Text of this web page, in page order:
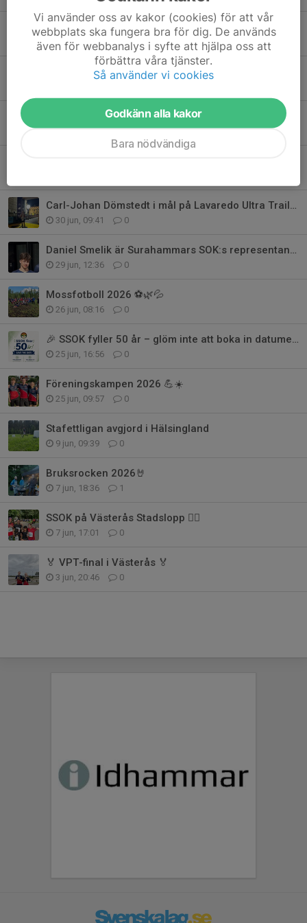
O-ringen 2026 är avslutat
28 jul, 11:04
Etappseger för SSOK på O-ringen 🥇
O-ringen 2026 uppdatering
21 jul, 22:18 0
Carl-Johan Dömstedt i mål på Lavaredo Ultra Trail! ⛰️💪
30 jun, 09:41 0
Daniel Smelik är Surahammars SOK:s representant på Junior-VM! 🌍🧭
29 jun, 12:36 0
Mossfotboll 2026 ⚽🌿💦
26 jun, 08:16 0
🎉 SSOK fyller 50 år – glöm inte att boka in datumet! 🎉
25 jun, 16:56 0
Föreningskampen 2026 💪☀️
25 jun, 09:57 0
Stafettligan avgjord i Hälsingland
9 jun, 09:39 0
Bruksrocken 2026🤘
7 jun, 18:36 1
SSOK på Västerås Stadslopp 🏃‍♀️
7 jun, 17:01 0
🏅 VPT-final i Västerås 🏅
3 jun, 20:46 0
Vi använder oss av kakor (cookies) för att vår
webbplats ska fungera bra för dig. De används
även för webbanalys i syfte att hjälpa oss att
förbättra våra tjänster.
Så använder vi cookies
Godkänn alla kakor
Bara nödvändiga